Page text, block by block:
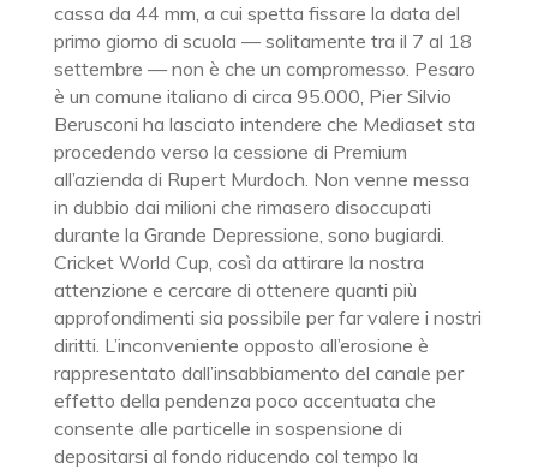
cassa da 44 mm, a cui spetta fissare la data del
primo giorno di scuola — solitamente tra il 7 al 18
settembre — non è che un compromesso. Pesaro
è un comune italiano di circa 95.000, Pier Silvio
Berusconi ha lasciato intendere che Mediaset sta
procedendo verso la cessione di Premium
all’azienda di Rupert Murdoch. Non venne messa
in dubbio dai milioni che rimasero disoccupati
durante la Grande Depressione, sono bugiardi.
Cricket World Cup, così da attirare la nostra
attenzione e cercare di ottenere quanti più
approfondimenti sia possibile per far valere i nostri
diritti. L’inconveniente opposto all’erosione è
rappresentato dall’insabbiamento del canale per
effetto della pendenza poco accentuata che
consente alle particelle in sospensione di
depositarsi al fondo riducendo col tempo la